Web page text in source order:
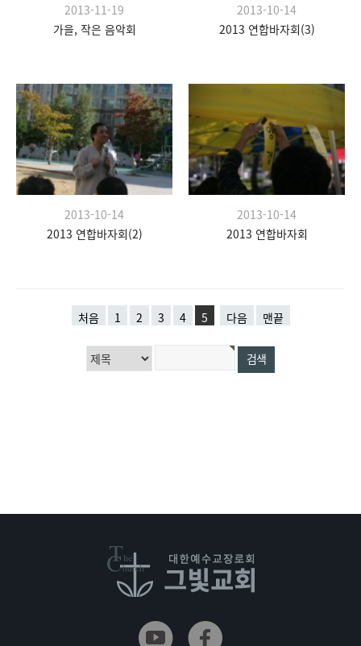
2013-11-19
가을, 작은 음악회
2013-10-14
2013 연합바자회(3)
2013-10-14
2013 연합바자회(2)
2013-10-14
2013 연합바자회
처음 1 2 3 4 5 다음 맨끝